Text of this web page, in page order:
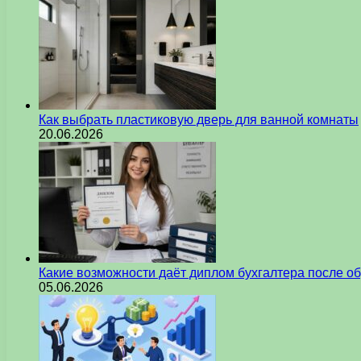
Как выбрать пластиковую дверь для ванной комнаты
20.06.2026
Какие возможности даёт диплом бухгалтера после
05.06.2026